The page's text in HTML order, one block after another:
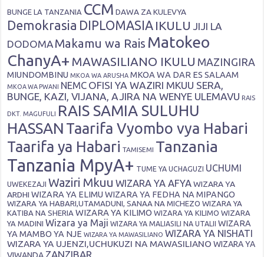
BUNGE LA TANZANIA CCM DAWA ZA KULEVYA
Demokrasia DIPLOMASIA IKULU JIJI LA
DODOMA Makamu wa Rais Matokeo
ChanyA+ MAWASILIANO IKULU MAZINGIRA
MIUNDOMBINU MKOA WA ARUSHA MKOA WA DAR ES SALAAM
MKOA WA PWANI NEMC OFISI YA WAZIRI MKUU SERA,
BUNGE, KAZI, VIJANA, AJIRA NA WENYE ULEMAVU RAIS
DKT. MAGUFULI
RAIS SAMIA SULUHU
HASSAN Taarifa Vyombo vya Habari
Taarifa ya Habari TAMISEMI Tanzania
Tanzania MpyA+ TUME YA UCHAGUZI UCHUMI
UWEKEZAJI Waziri Mkuu WIZARA YA AFYA WIZARA YA
ARDHI WIZARA YA ELIMU WIZARA YA FEDHA NA MIPANGO
WIZARA YA HABARI,UTAMADUNI, SANAA NA MICHEZO WIZARA YA
KATIBA NA SHERIA WIZARA YA KILIMO WIZARA YA KILIMO WIZARA
YA MADINI Wizara ya Maji WIZARA YA MALIASILI NA UTALII
WIZARA
YA MAMBO YA NJE WIZARA YA MAWASILIANO WIZARA YA NISHATI
WIZARA YA UJENZI,UCHUKUZI NA MAWASILIANO WIZARA YA
ZANZIBAR